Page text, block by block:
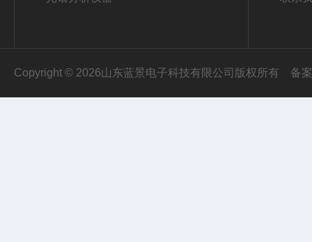
Copyright © 2026山东蓝景电子科技有限公司版权所有 备